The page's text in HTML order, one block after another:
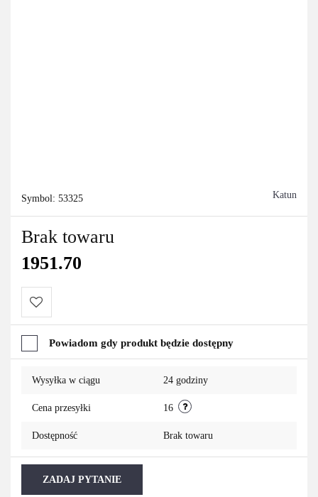
Symbol: 53325 Katun
Brak towaru
1951.70
Do
Powiadom gdy produkt będzie dostępny
Wysyłka w ciągu 24 godziny
Cena przesyłki 16
Dostępność Brak towaru
ZADAJ PYTANIE